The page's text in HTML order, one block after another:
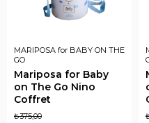
MARIPOSA for BABY ON THE
GO
Mariposa for Baby
on The Go Nino
Coffret
₺375,00